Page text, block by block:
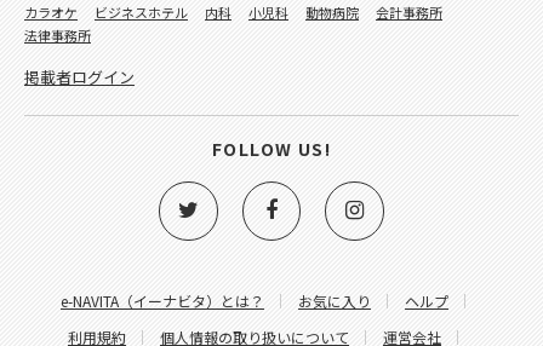
e-NAVITA（イーナビタ）とは？ お気に入り
ヘルプ
利用規約
個人情報の取り扱いについて 運営会社
カラオケ
ビジネスホテル 内科 小児科 動物病院
会計事務所
法律事務所
掲載者ログイン
FOLLOW US!